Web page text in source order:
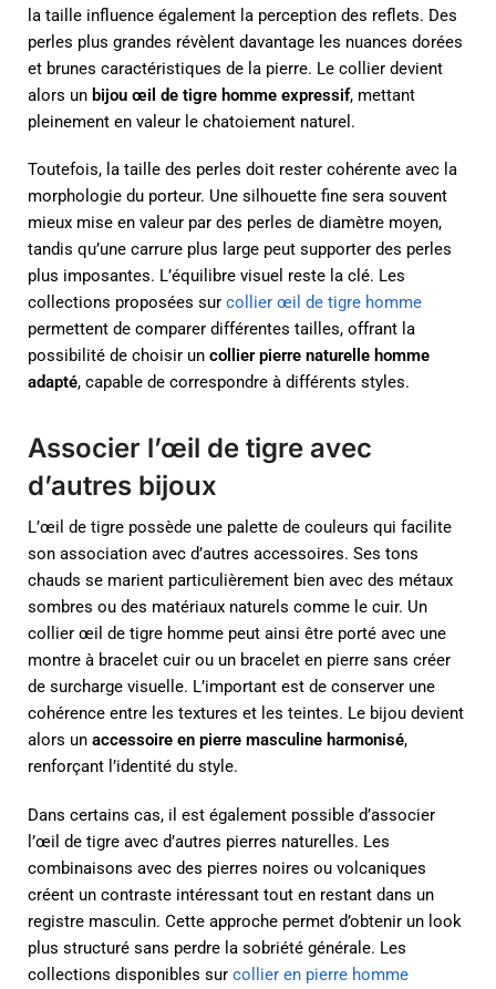
la taille influence également la perception des reflets. Des
perles plus grandes révèlent davantage les nuances dorées
et brunes caractéristiques de la pierre. Le collier devient
alors un bijou œil de tigre homme expressif, mettant
pleinement en valeur le chatoiement naturel.
Toutefois, la taille des perles doit rester cohérente avec la
morphologie du porteur. Une silhouette fine sera souvent
mieux mise en valeur par des perles de diamètre moyen,
tandis qu’une carrure plus large peut supporter des perles
plus imposantes. L’équilibre visuel reste la clé. Les
collections proposées sur collier œil de tigre homme
permettent de comparer différentes tailles, offrant la
possibilité de choisir un collier pierre naturelle homme
adapté, capable de correspondre à différents styles.
Associer l’œil de tigre avec
d’autres bijoux
L’œil de tigre possède une palette de couleurs qui facilite
son association avec d’autres accessoires. Ses tons
chauds se marient particulièrement bien avec des métaux
sombres ou des matériaux naturels comme le cuir. Un
collier œil de tigre homme peut ainsi être porté avec une
montre à bracelet cuir ou un bracelet en pierre sans créer
de surcharge visuelle. L’important est de conserver une
cohérence entre les textures et les teintes. Le bijou devient
alors un accessoire en pierre masculine harmonisé,
renforçant l’identité du style.
Dans certains cas, il est également possible d’associer
l’œil de tigre avec d’autres pierres naturelles. Les
combinaisons avec des pierres noires ou volcaniques
créent un contraste intéressant tout en restant dans un
registre masculin. Cette approche permet d’obtenir un look
plus structuré sans perdre la sobriété générale. Les
collections disponibles sur collier en pierre homme